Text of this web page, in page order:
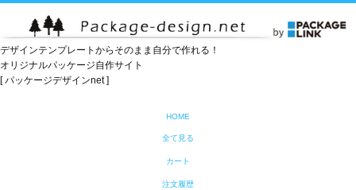
デザインテンプレートからそのまま自分で作れる！
オリジナルパッケージ自作サイト
[ パッケージデザインnet ]
HOME
全て見る
カート
注文履歴